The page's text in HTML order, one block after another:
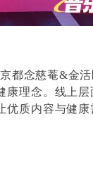
都念慈菴&金
康理念。线上
优质内容与健